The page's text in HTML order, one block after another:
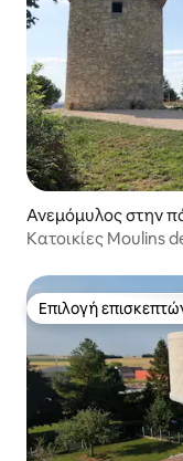
Ανεμόμυλος στην
Κατοικίες Moulins
Επιλογή
Επιλογή